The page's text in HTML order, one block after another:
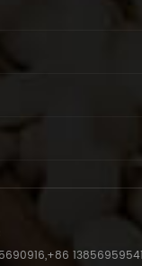
,+86 13856959541